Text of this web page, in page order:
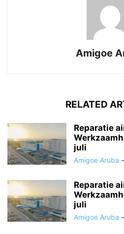
Amigoe
RELATED
Reparatie
juli
Amigoe Aruba -
Reparatie
juli
Amigoe Aruba -